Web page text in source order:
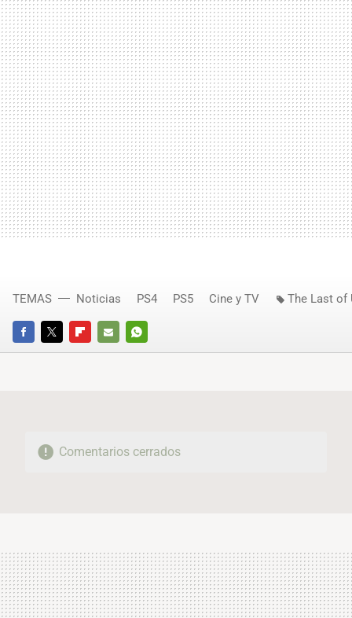
FACEBOOKTWITTERFLIPBOARD
E-
WHATSAPP
TEMAS Noticias PS4 PS5 Cine y TV The Last of
Comentarios cerrados